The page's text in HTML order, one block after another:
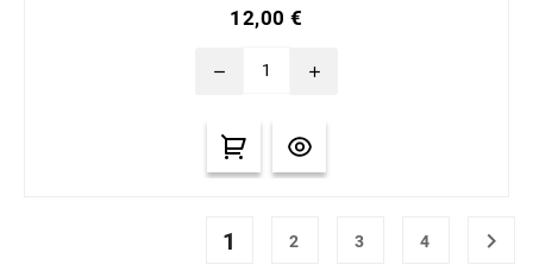
12,00 €
remove add
1 2 3 4 